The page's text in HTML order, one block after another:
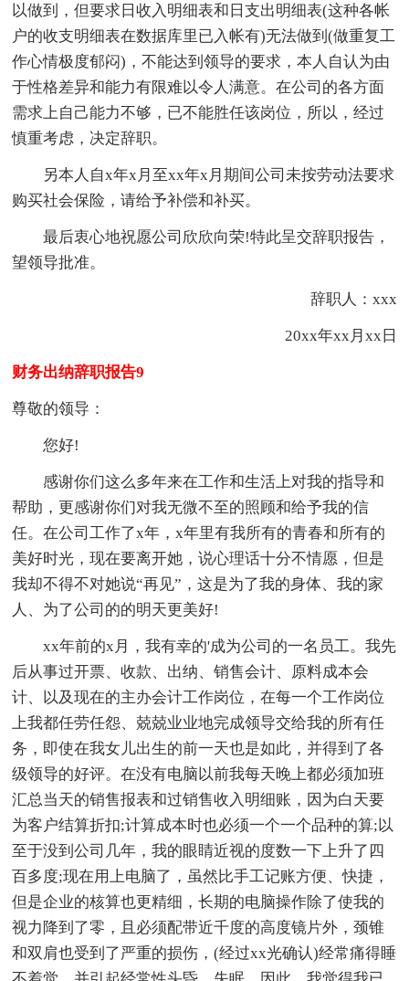
以做到，但要求日收入明细表和日支出明细表(这种各帐
户的收支明细表在数据库里已入帐有)无法做到(做重复工
作心情极度郁闷)，不能达到领导的要求，本人 自认为由
于性格差异和能力有限难以令人满意。在公司的各方面
需求上自己能力不够，已不能胜任该岗位，所以，经过
慎重考虑，决定辞职。
另本人 自x年x月至xx年x月期间公司未按劳动法要求
购买社会保险，请给予补偿和补买。
最后衷心地祝愿公司欣欣向荣!特此呈交辞职报告，
望领导批准。
辞职人：xxx
20xx年xx月xx日
财务出纳辞职报告9
尊敬的领导：
您好!
感谢你们这么多年来在工作和生活上对我的指导和
帮助，更感谢你们对我无微不至的照顾和给予我的信
任。在公司工作了x年，x年里有我所有的青春和所有的
美好时光，现在要离开她，说心理话十分不情愿，但是
我却不得不对她说“再见”，这是为了我的身体、我的家
人、为了公司的的明天更美好!
xx年前的x月，我有幸的'成为公司的一名员工。我先
后从事过开票、收款、出纳、销售会计、原料成本会
计、以及现在的主办会计工作岗位，在每一个工作岗位
上我都任劳任怨、兢兢业业地完成领导交给我的所有任
务，即使在我女儿出生的前一天也是如此，并得到了各
级领导的好评。在没有电脑以前我每天晚上都必须加班
汇总当天的销售报表和过销售收入明细账，因为白天要
为客户结算折扣;计算成本时也必须一个一个品种的算;以
至于没到公司几年，我的眼睛近视的度数一下上升了四
百多度;现在用上电脑了，虽然比手工记账方便、快捷，
但是企业的核算也更精细，长期的电脑操作除了使我的
视力降到了零，且必须配带近千度的高度镜片外，颈锥
和双肩也受到了严重的损伤，(经过xx光确认)经常痛得睡